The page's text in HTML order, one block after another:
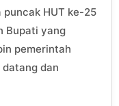
puncak HUT ke-25
Bupati yang
pemerintah
dan